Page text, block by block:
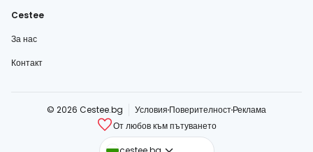
Cestee
За нас
Контакт
© 2026 Cestee.bg Условия ПоверителностРеклама
От любов към пътуването
cestee.com